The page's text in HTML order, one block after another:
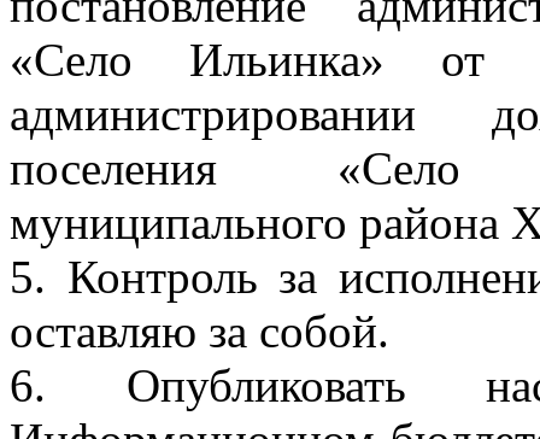
«Село Ильинка»
администрировании
поселения «Село
муниципального района
5. Контроль за
оставляю за собой.
6. Опубликовать